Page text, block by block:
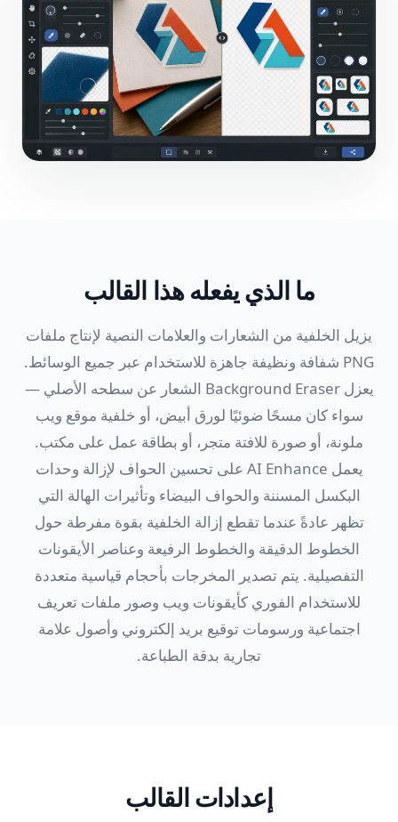
ما الذي يفعله هذا القالب
يزيل الخلفية من الشعارات والعلامات النصية لإنتاج ملفات
PNG شفافة ونظيفة جاهزة للاستخدام عبر جميع الوسائط.
يعزل Background Eraser الشعار عن سطحه الأصلي —
سواء كان مسحًا ضوئيًا لورق أبيض، أو خلفية موقع ويب
ملونة، أو صورة للافتة متجر، أو بطاقة عمل على مكتب.
يعمل AI Enhance على تحسين الحواف لإزالة وحدات
البكسل المسننة والحواف البيضاء وتأثيرات الهالة التي
تظهر عادةً عندما تقطع إزالة الخلفية بقوة مفرطة حول
الخطوط الدقيقة والخطوط الرفيعة وعناصر الأيقونات
التفصيلية. يتم تصدير المخرجات بأحجام قياسية متعددة
للاستخدام الفوري كأيقونات ويب وصور ملفات تعريف
اجتماعية ورسومات توقيع بريد إلكتروني وأصول علامة
تجارية بدقة الطباعة.
إعدادات القالب